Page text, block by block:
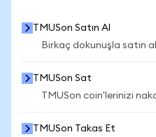
TMUSon Satın Al
Birkaç dokunuşla satın
TMUSon Sat
TMUSon coin'lerinizi
TMUSon Takas Et